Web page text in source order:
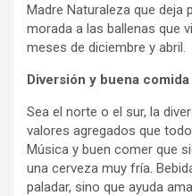
Madre Naturaleza que deja
morada a las ballenas que
meses de diciembre y abril.
Diversión y buena comida
Sea el norte o el sur, la
valores agregados que
Música y buen comer que
una cerveza muy fría.
paladar, sino que ayuda